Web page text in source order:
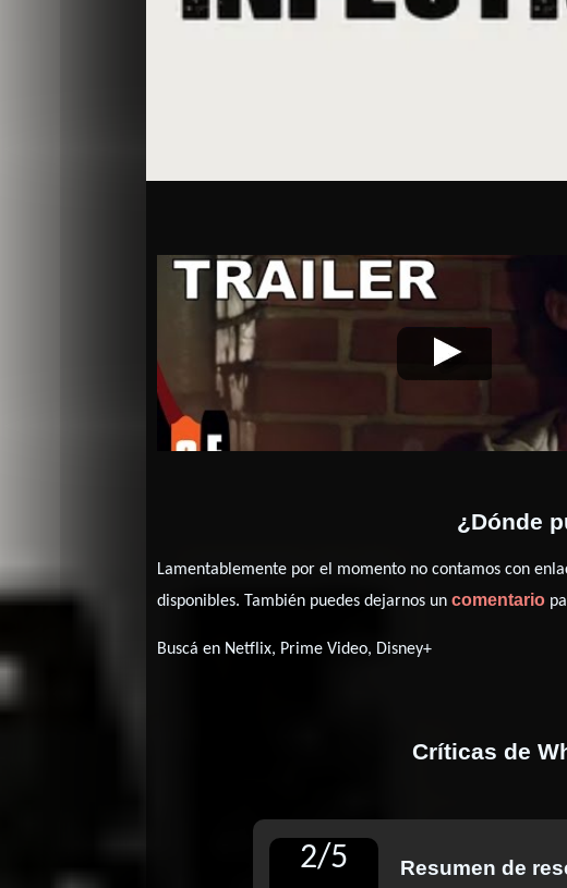
What We Become Video de la película What We
¿Dónde
Lamentablemente por el momento no contamos con
disponibles. También puedes dejarnos uncomentario
Buscá en Netflix, Prime Video, Disney+
Críticas de
2/5 Resumen de